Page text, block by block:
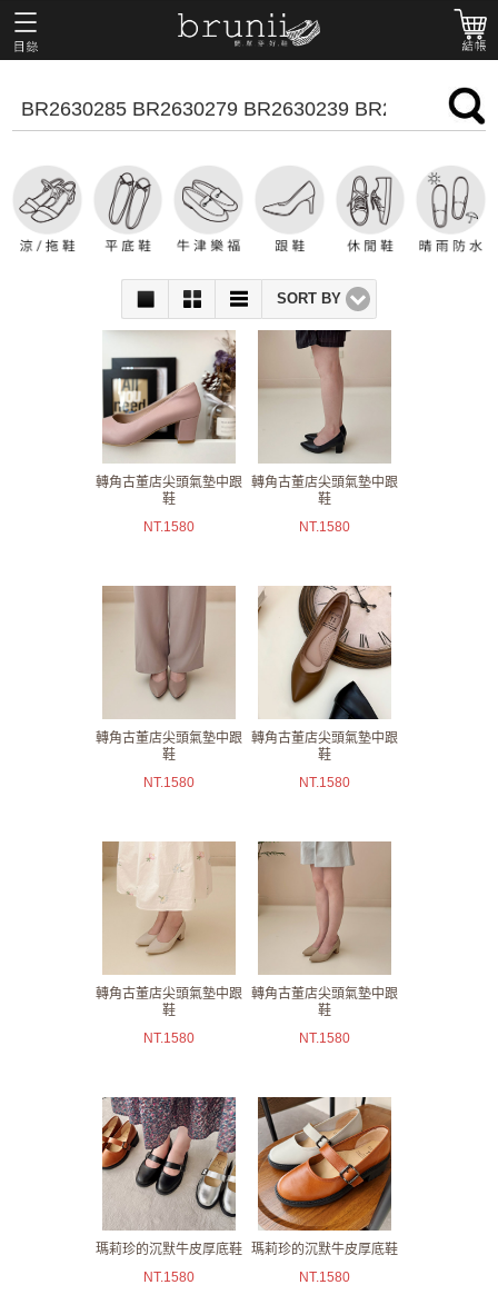
SORT BY
轉角古董店尖頭氣墊中跟
鞋
NT.1580
轉角古董店尖頭氣墊中跟
鞋
NT.1580
轉角古董店尖頭氣墊中跟
鞋
NT.1580
轉角古董店尖頭氣墊中跟
鞋
NT.1580
轉角古董店尖頭氣墊中跟
鞋
NT.1580
轉角古董店尖頭氣墊中跟
鞋
NT.1580
瑪莉珍的沉默牛皮厚底鞋
NT.1580
瑪莉珍的沉默牛皮厚底鞋
NT.1580